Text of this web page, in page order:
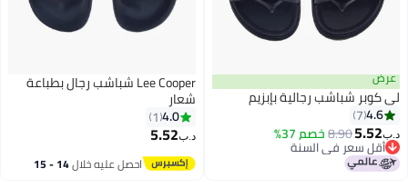
عرض
لي كوبر شباشب رجالية بإبزيم
4.6
7
د.ب‏5.52
8.90خصم 37%
أقل سعر في السنة
باقي 2 وحدات في المخزون
أقل سعر في السنة
2
Lee Cooper شباشب رجال بطباعة
شعار
4.0
1
د.ب‏5.52
احصل عليه خلال 14 - 15